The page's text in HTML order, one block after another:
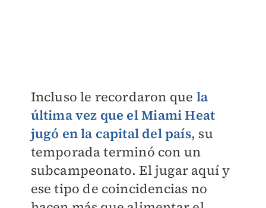
Incluso le recordaron que la
última vez que elMiami Heat
jugó en la capital del país, su
temporada terminó con un
subcampeonato. El jugar aquí y
ese tipo de coincidencias no